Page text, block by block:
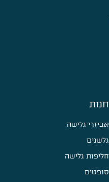
חנות
אביזרי גלישה
גלשנים
חליפות גלישה
סופטים